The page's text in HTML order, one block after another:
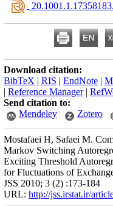
Download citation:
BibTeX | RIS | EndNote |
| Reference Manager|
Send citation to:
Mendeley
Zotero
Mostafaei H, Safaei M.
Markov Switching
Exciting Threshold
for Fluctuations of
JSS 2010; 3 (2) :173-184
URL: http://jss.irstat.ir/